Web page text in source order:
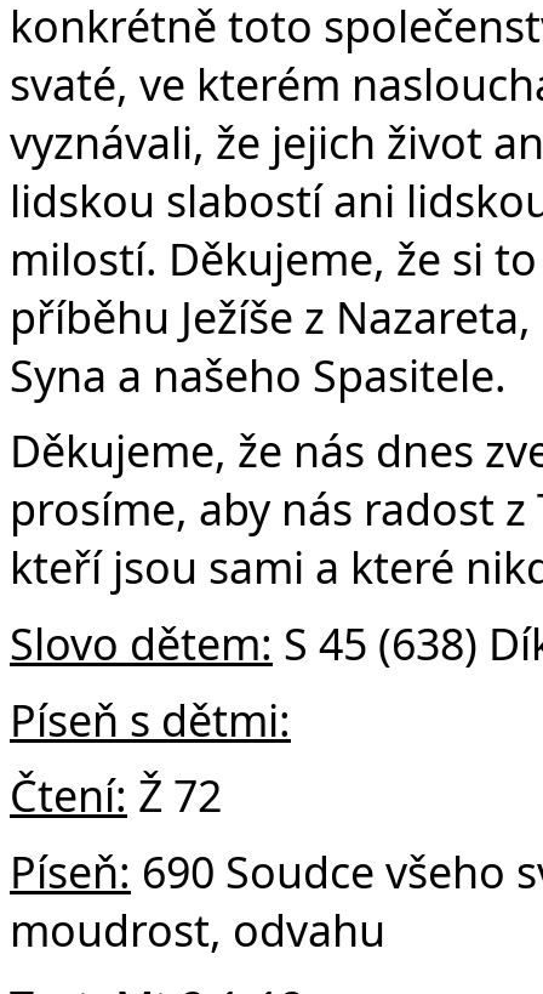
konkrétně toto
svaté, ve kterém
vyznávali, že jejich život
lidskou slabostí ani
milostí. Děkujeme, že si
příběhu Ježíše z
Syna a našeho Spasitele.
Děkujeme, že nás dnes
prosíme, aby nás radost
kteří jsou sami a které
Slovo dětem: S 45 (638)
Píseň s dětmi:
Čtení: Ž 72
Píseň: 690 Soudce všeho
moudrost, odvahu